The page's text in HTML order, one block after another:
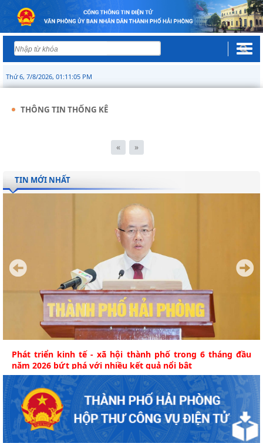
Thứ 6, 7/8/2026, 01:11:05 PM
THÔNG TIN THỐNG KÊ
« »
TIN MỚI NHẤT
Phát triển kinh tế - xã hội thành phố trong 6 tháng đầu
năm 2026 bứt phá với nhiều kết quả nổi bật